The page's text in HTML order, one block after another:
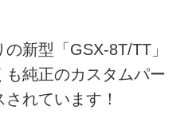
新型「GSX-8T/TT」
も純正のカスタムパー
れています！